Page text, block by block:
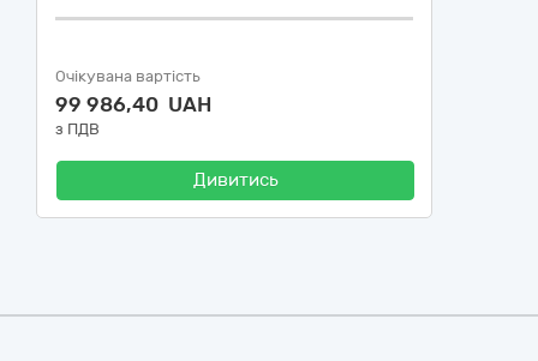
Очікувана вартість
99 986,40 UAH
з ПДВ
Дивитись